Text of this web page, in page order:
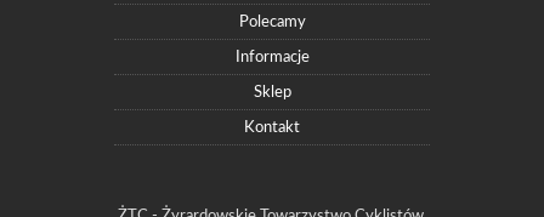
Polecamy
Informacje
Sklep
Kontakt